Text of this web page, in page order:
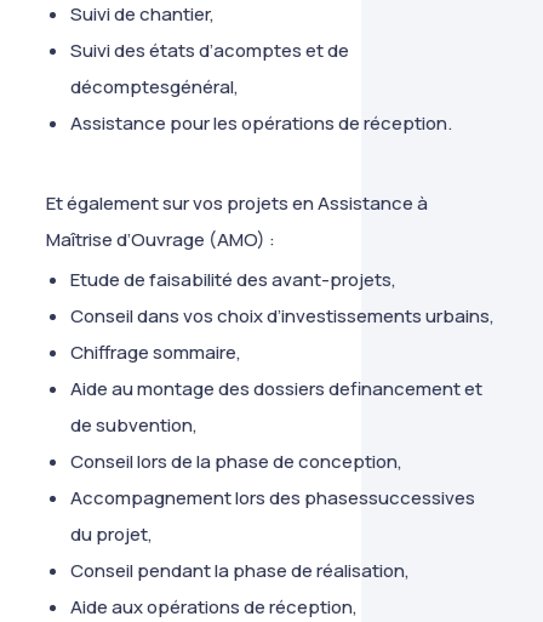
Suivi de chantier,
Suivi des états d’acomptes et de
décomptesgénéral,
Assistance pour les opérations de réception.
Et également sur vos projets en Assistance à
Maîtrise d’Ouvrage (AMO) :
Etude de faisabilité des avant-projets,
Conseil dans vos choix d’investissements urbains,
Chiffrage sommaire,
Aide au montage des dossiers definancement et
de subvention,
Conseil lors de la phase de conception,
Accompagnement lors des phasessuccessives
du projet,
Conseil pendant la phase de réalisation,
Aide aux opérations de réception,